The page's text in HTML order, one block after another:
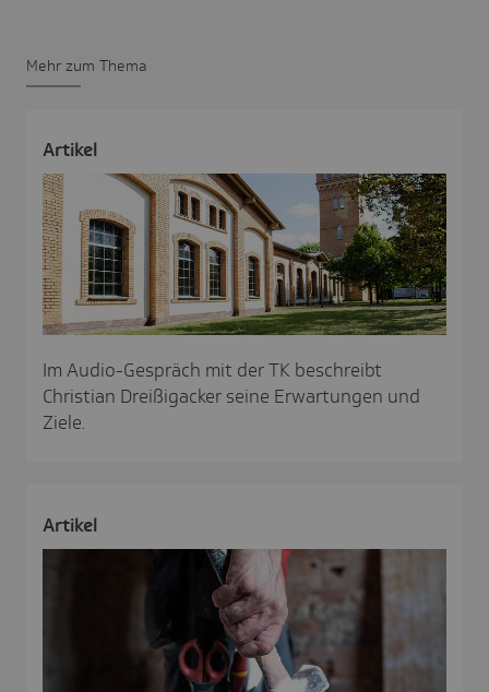
Mehr zum Thema
Artikel
Im Audio-Gespräch mit der TK beschreibt
Christian Dreißigacker seine Erwartungen und
Ziele.
Artikel